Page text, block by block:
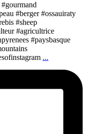
#berger #ossauiraty
#sheep
#agricultrice
#paysbasque
...